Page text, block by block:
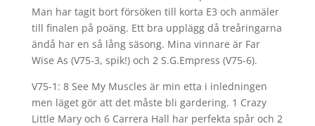
Man har tagit bort försöken till korta E3 och anmäler
till finalen på poäng. Ett bra upplägg då treåringarna
ändå har en så lång säsong. Mina vinnare är Far
Wise As (V75-3, spik!) och 2 S.G.Empress (V75-6).
V75-1: 8 See My Muscles är min etta i inledningen
men läget gör att det måste bli gardering. 1 Crazy
Little Mary och 6 Carrera Hall har perfekta spår och 2